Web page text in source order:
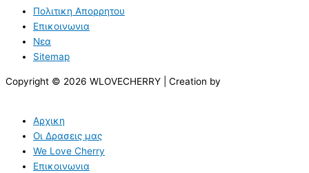
Πολιτικη Απορρητου
Επικοινωνια
Νεα
Sitemap
Copyright © 2026 WLOVECHERRY | Creation by
Αρχικη
Οι Δρασεις μας
We Love Cherry
Επικοινωνια